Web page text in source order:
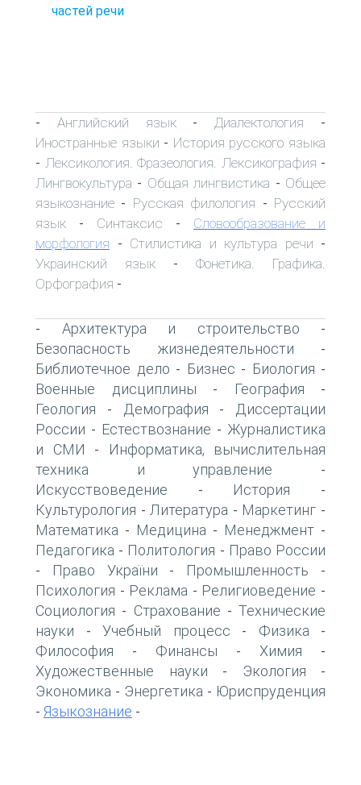
частей речи
- Английский язык- Диалектология -
Иностранные языки - История русского языка
- Лексикология. Фразеология. Лексикография -
Лингвокультура - Общая лингвистика - Общее
языкознание - Русская филология - Русский
язык - Синтаксис - Словообразование и
морфология - Стилистика и культура речи -
Украинский язык - Фонетика. Графика.
Орфография -
- Архитектура и строительство -
Безопасность жизнедеятельности -
Библиотечное дело - Бизнес - Биология -
Военные дисциплины - География -
Геология - Демография -
Диссертации
России - Естествознание - Журналистика
и СМИ -
Информатика, вычислительная
техника и управление -
Искусствоведение - История -
Культурология - Литература - Маркетинг -
Математика - Медицина - Менеджмент -
Педагогика - Политология - Право России
- Право України - Промышленность -
Психология - Реклама - Религиоведение -
Социология - Страхование - Технические
науки - Учебный процесс - Физика -
Философия - Финансы - Химия -
Художественные науки - Экология -
Экономика - Энергетика - Юриспруденция
- Языкознание -